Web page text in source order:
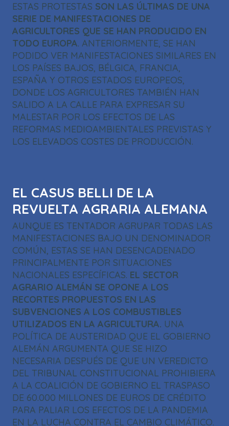
ESTAS PROTESTAS SON LAS ÚLTIMAS DE UNA
SERIE DE MANIFESTACIONES DE
AGRICULTORES QUE SE HAN PRODUCIDO EN
TODO EUROPA. ANTERIORMENTE, SE HAN
PODIDO VER MANIFESTACIONES SIMILARES EN
LOS PAÍSES BAJOS, BÉLGICA, FRANCIA,
ESPAÑA Y OTROS ESTADOS EUROPEOS,
DONDE LOS AGRICULTORES TAMBIÉN HAN
SALIDO A LA CALLE PARA EXPRESAR SU
MALESTAR POR LOS EFECTOS DE LAS
REFORMAS MEDIOAMBIENTALES PREVISTAS Y
LOS ELEVADOS COSTES DE PRODUCCIÓN.
EL CASUS BELLI DE LA
REVUELTA AGRARIA ALEMANA
AUNQUE ES TENTADOR AGRUPAR TODAS LAS
MANIFESTACIONES BAJO UN DENOMINADOR
COMÚN, ESTAS SE HAN DESENCADENADO
PRINCIPALMENTE POR SITUACIONES
NACIONALES ESPECÍFICAS. EL SECTOR
AGRARIO ALEMÁN SE OPONE A LOS
RECORTES PROPUESTOS EN LAS
SUBVENCIONES A LOS COMBUSTIBLES
UTILIZADOS EN LA AGRICULTURA. UNA
POLÍTICA DE AUSTERIDAD QUE EL GOBIERNO
ALEMÁN ARGUMENTA QUE SE HIZO
NECESARIA DESPUÉS DE QUE UN VEREDICTO
DEL TRIBUNAL CONSTITUCIONAL PROHIBIERA
A LA COALICIÓN DE GOBIERNO EL TRASPASO
DE 60.000 MILLONES DE EUROS DE CRÉDITO
PARA PALIAR LOS EFECTOS DE LA PANDEMIA
EN LA LUCHA CONTRA EL CAMBIO CLIMÁTICO.